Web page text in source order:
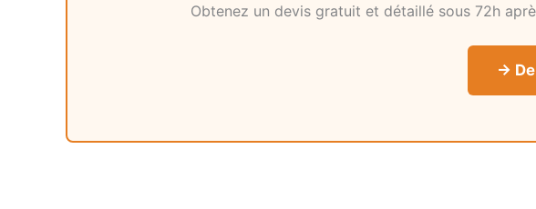
Obtenez un devis gratuit et détaillé sous 72h
→